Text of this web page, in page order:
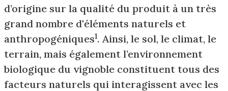
d’origine sur la qualité du produit à un très
grand nombre d'éléments naturels et
anthropogéniques1. Ainsi, le sol, le climat, le
terrain, mais également l’environnement
biologique du vignoble constituent tous des
facteurs naturels qui interagissent avec les